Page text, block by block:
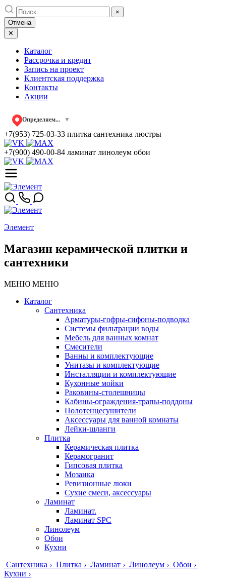
Skip
to
content
×
Отмена
✕
Каталог
Рассрочка и кредит
Запись на проект
Клиентская поддержка
Контакты
Акции
Определяем... ▼
+7(953) 725-03-33 плитка сантехника люстры
+7(900) 490-00-84 ламинат линолеум обои
Элемент
Магазин керамической плитки и
сантехники
МЕНЮ МЕНЮ
Каталог
Сантехника
Арматуры-гофры-сифоны-подводка
Системы фильтрации воды
Мебель для ванных комнат
Смесители
Ванны и комплектующие
Унитазы и комплектующие
Инсталляции и комплектующие
Кухонные мойки
Раковины-столешницы
Кабины-ограждения-трапы-поддоны
Полотенцесушители
Аксессуары для ванной комнаты
Лейки-шланги
Плитка
Керамическая плитка
Керамогранит
Гипсовая плитка
Мозаика
Ревизионные люки
Сухие смеси, аксессуары
Ламинат
Ламинат.
Ламинат SPC
Линолеум
Обои
Кухни
Сантехника › Плитка › Ламинат › Линолеум › Обои ›
Кухни ›